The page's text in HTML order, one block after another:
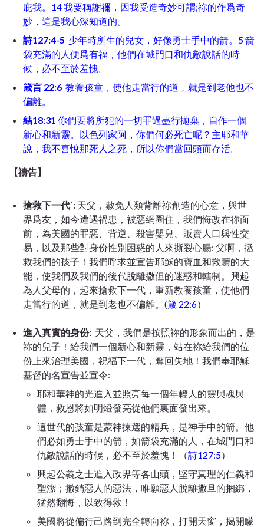
庇我。14 我要稱謝禰，因我受造奇妙可謂;祢的作爲奇
妙，這是我心深知道的。
詩127:4-5 少年時所生的兒女，好像勇士手中的箭。5 箭
袋充滿的人便爲有福，他們在城門口和仇敵說話的時
候，必不至於羞愧。
箴言 22:6 教養孩童﹐使他走當行的道﹐就是到老他也不
偏離。
結18:31 你們要將所犯的一切罪過盡行拋棄，自作一個
新心和新靈。以色列家阿，你們何必死亡呢？主耶和華
說，我不喜悅那死人之死，所以你們當回頭而存活。
【禱告】
搶救下一代ˋ: 天父，赦免人類背離祢創造的心意，與世
界爲友，如今遭遇禍患，被惡網圈住，我們悔改在祢面
前，為美國的罪惡、背逆、殺害嬰兒、販賣人口與性交
易，以及那些對身份性別困惑的人來撕裂心腸: 父啊，拯
救我們的孩子！我們呼求並宣告耶穌的寶血和救贖的大
能，使我們及我們的後代脫離撒但的迷惑和轄制。興起
為人父母的，起來搶救下一代，重新教養孩童，使他們
走當行的道，就是到老也不偏離。(箴 22:6）
進入真實的身份: 天父，我們是按照祢的形象而出的，是
祢的兒子！給我們一個新心和新靈，站在祢給我們的位
份上來治理美國，祝福下一代，奪回失地！我們奉耶穌
基督的名宣告並宣令:
耶和華神的光進入並照亮每一個年輕人的靈與魂與
體，救恩將如明燈發亮從他們裏面發出來。
這世代的孩童是蒙神揀選的精兵，是神手中的箭。他
們必如勇士手中的箭，如箭袋充滿的人，在城門口和
仇敵說話的時候，必不至於羞愧！（詩127:5）
興起公義之士進入政界等各山頭，堅守真理的仁義和
聖潔；撤銷惡人的惡法，唯願惡人脫離撒旦的捆綁，
猛然翻悔，以致得救！
美國將從偏行己路到完全轉向祢，打開天窗，揭開矇